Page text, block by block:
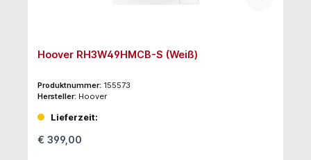
Hoover RH3W49HMCB-S (Weiß)
Produktnummer: 155573
Hersteller: Hoover
Lieferzeit:
€ 399,00